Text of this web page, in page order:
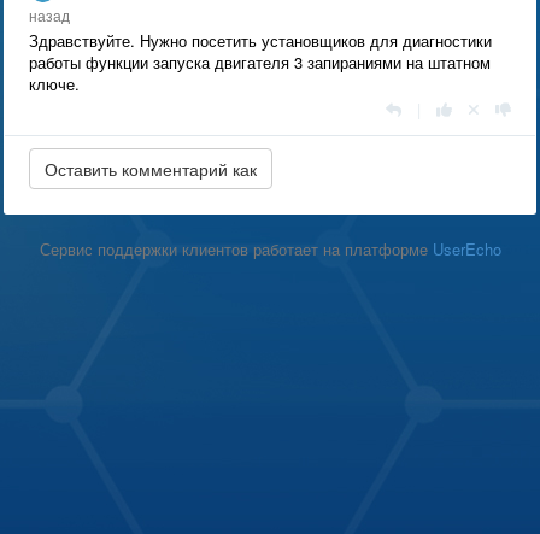
назад
Здравствуйте. Нужно посетить установщиков для диагностики
работы функции запуска двигателя 3 запираниями на штатном
ключе.
Сервис поддержки клиентов работает на платформе UserEcho